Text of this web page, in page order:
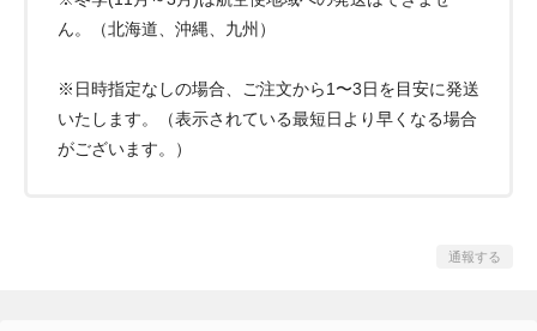
ん。（北海道、沖縄、九州）
※日時指定なしの場合、ご注文から1〜3日を目安に発送
いたします。（表示されている最短日より早くなる場合
がございます。）
通報する